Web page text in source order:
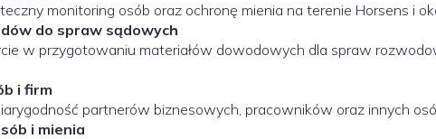
monitoring osób oraz ochronę mienia na terenie Horsens i
do spraw sądowych
w przygotowaniu materiałów dowodowych dla spraw
i firm
partnerów biznesowych, pracowników oraz innych
i mienia